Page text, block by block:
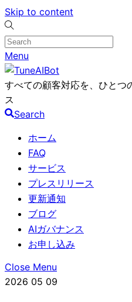
Skip to content
Menu
すべての顧客対応を、ひとつ
ス
Search
ホーム
FAQ
サービス
プレスリリース
更新通知
ブログ
AIガバナンス
お申し込み
Close Menu
2026 05 09